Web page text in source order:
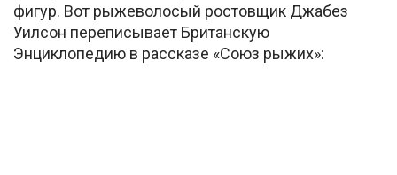
фигур. Вот рыжеволосый ростовщик Джабез
Уилсон переписывает Британскую
Энциклопедию в рассказе «Союз рыжих»: